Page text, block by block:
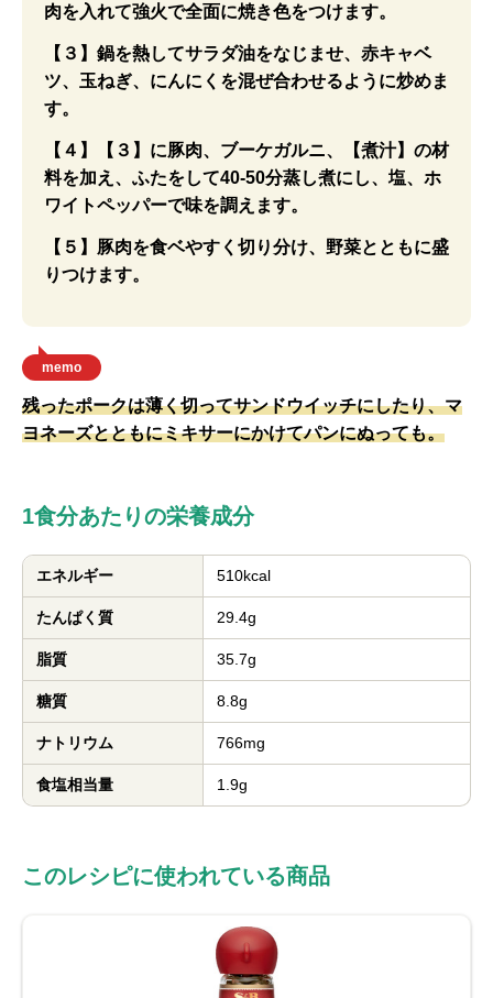
肉を入れて強火で全面に焼き色をつけます。
【３】鍋を熱してサラダ油をなじませ、赤キャベ
ツ、玉ねぎ、にんにくを混ぜ合わせるように炒めま
す。
【４】【３】に豚肉、ブーケガルニ、【煮汁】の材
料を加え、ふたをして40-50分蒸し煮にし、塩、ホ
ワイトペッパーで味を調えます。
【５】豚肉を食ベやすく切り分け、野菜とともに盛
りつけます。
memo
残ったポークは薄く切ってサンドウイッチにしたり、マ
ヨネーズとともにミキサーにかけてパンにぬっても。
1食分あたりの栄養成分
エネルギー 510kcal
たんぱく質 29.4g
脂質 35.7g
糖質 8.8g
ナトリウム 766mg
食塩相当量 1.9g
このレシピに使われている商品